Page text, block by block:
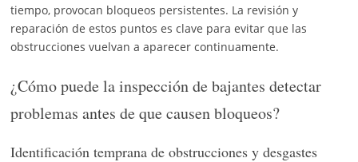
tiempo, provocan bloqueos persistentes. La revisión y
reparación de estos puntos es clave para evitar que las
obstrucciones vuelvan a aparecer continuamente.
¿Cómo puede la inspección de bajantes detectar
problemas antes de que causen bloqueos?
Identificación temprana de obstrucciones y desgastes